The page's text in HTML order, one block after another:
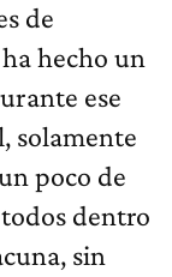
de
hecho un
ese
solamente
poco de
dentro
sin